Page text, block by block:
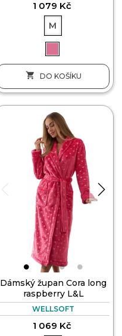
1 079 Kč
M
 DO KOŠÍKU
Dámský župan Cora long
raspberry L&L
WELLSOFT
1 069 Kč